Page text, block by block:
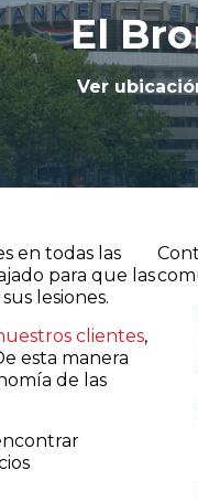
El
Ver
en todas las
para que las
lesiones.
clientes,
esta manera
de las